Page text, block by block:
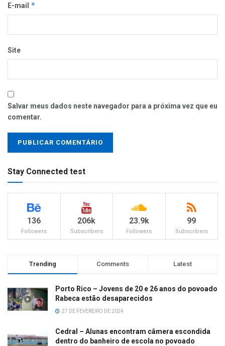
E-mail *
Site
Salvar meus dados neste navegador para a próxima vez que eu
comentar.
Stay Connected test
136
Followers
206k
Subscribers
23.9k
Followers
99
Subscribers
Trending Comments Latest
Porto Rico – Jovens de 20 e 26 anos do povoado
Rabeca estão desaparecidos
27 DE FEVEREIRO DE 2024
Cedral – Alunas encontram câmera escondida
dentro do banheiro de escola no povoado